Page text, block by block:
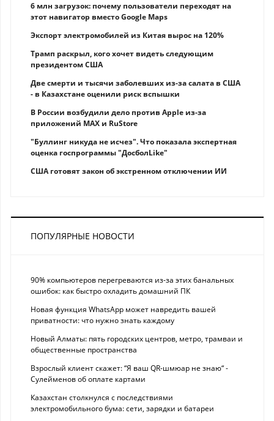
6 млн загрузок: почему пользователи переходят на
этот навигатор вместо Google Maps
Экспорт электромобилей из Китая вырос на 120%
Трамп раскрыл, кого хочет видеть следующим
президентом США
Две смерти и тысячи заболевших из-за салата в США
- в Казахстане оценили риск вспышки
В России возбудили дело против Apple из-за
приложений MAX и RuStore
"Буллинг никуда не исчез". Что показала экспертная
оценка госпрограммы "ДосболLike"
США готовят закон об экстренном отключении ИИ
ПОПУЛЯРНЫЕ НОВОСТИ
90% компьютеров перегреваются из-за этих банальных
ошибок: как быстро охладить домашний ПК
Новая функция WhatsApp может навредить вашей
приватности: что нужно знать каждому
Новый Алматы: пять городских центров, метро, трамваи и
общественные пространства
Взрослый клиент скажет: “Я ваш QR-шмюар не знаю“ -
Сулейменов об оплате картами
Казахстан столкнулся с последствиями
электромобильного бума: сети, зарядки и батареи